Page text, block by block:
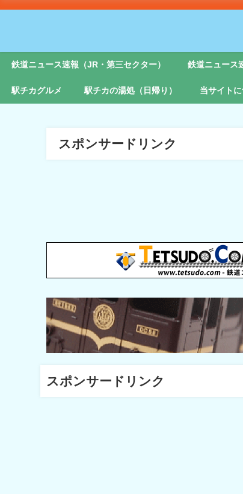
鉄道ニュース速報（JR・第三セクター） 鉄道ニュース
駅チカグルメ 駅チカの湯処（日帰り） 当サイト
スポンサードリンク
スポンサードリンク